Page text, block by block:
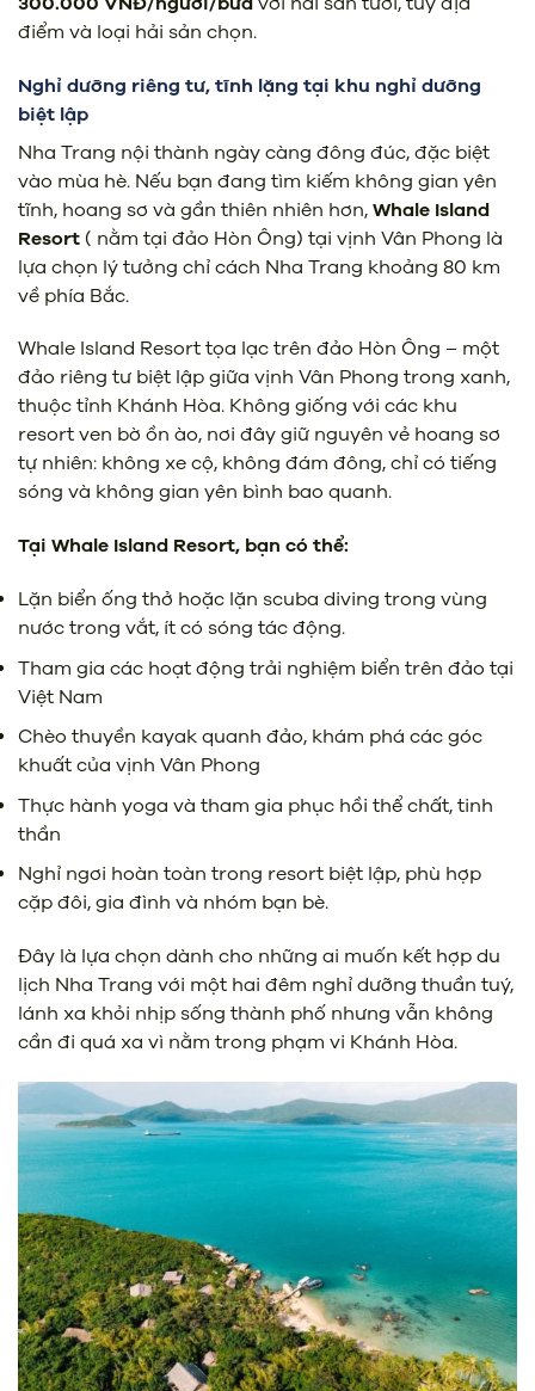
điểm và loại hải sản chọn.
Nghỉ dưỡng riêng tư, tĩnh lặng tại khu nghỉ dưỡng
biệt lập
Nha Trang nội thành ngày càng đông đúc, đặc biệt
vào mùa hè. Nếu bạn đang tìm kiếm không gian yên
tĩnh, hoang sơ và gần thiên nhiên hơn, Whale Island
Resort ( nằm tại đảo Hòn Ông) tại vịnh Vân Phong là
lựa chọn lý tưởng chỉ cách Nha Trang khoảng 80 km
về phía Bắc.
Whale Island Resort tọa lạc trên đảo Hòn Ông – một
đảo riêng tư biệt lập giữa vịnh Vân Phong trong xanh,
thuộc tỉnh Khánh Hòa. Không giống với các khu
resort ven bờ ồn ào, nơi đây giữ nguyên vẻ hoang sơ
tự nhiên: không xe cộ, không đám đông, chỉ có tiếng
sóng và không gian yên bình bao quanh.
Tại Whale Island Resort, bạn có thể:
Lặn biển ống thở hoặc lặn scuba diving trong vùng
nước trong vắt, ít có sóng tác động.
Tham gia các hoạt động trải nghiệm biển trên đảo tại
Việt Nam
Chèo thuyền kayak quanh đảo, khám phá các góc
khuất của vịnh Vân Phong
Thực hành yoga và tham gia phục hồi thể chất, tinh
thần
Nghỉ ngơi hoàn toàn trong resort biệt lập, phù hợp
cặp đôi, gia đình và nhóm bạn bè.
Đây là lựa chọn dành cho những ai muốn kết hợp du
lịch Nha Trang với một hai đêm nghỉ dưỡng thuần tuý,
lánh xa khỏi nhịp sống thành phố nhưng vẫn không
cần đi quá xa vì nằm trong phạm vi Khánh Hòa.